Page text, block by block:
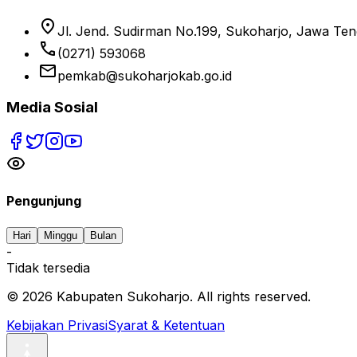
location_on Jl. Jend. Sudirman No.199, Sukoharjo, Jawa
phone (0271) 593068
emailpemkab@sukoharjokab.go.id
Media Sosial
Pengunjung
Hari Minggu Bulan
-
Tidak tersedia
© 2026 Kabupaten Sukoharjo. All rights reserved.
Kebijakan PrivasiSyarat & Ketentuan